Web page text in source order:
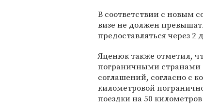
В соответствии с новым
визе не должен
предоставляться через 2
Яценюк также отметил,
пограничными
соглашений, согласно с
километровой
поездки на 50